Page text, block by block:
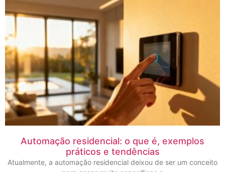
Automação residencial: o que é, exemplos
práticos e tendências
Atualmente, a automação residencial deixou de ser um conceito